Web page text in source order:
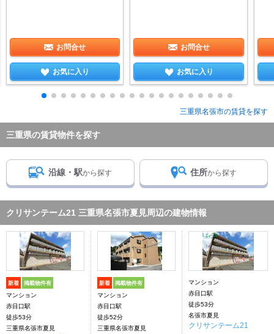
お問合せ
お気に入り
お問合せ
お気に入り
三重県名張市の賃貸を探す
三重県の賃貸物件を探す
沿線・駅から探す 住所から探す
クリサンテーム21 三重県名張市夏見周辺の建物情報
新着 掲載物件有
マンション
赤目口駅
徒歩53分
三重県名張市夏見
新着 掲載物件有
マンション
赤目口駅
徒歩52分
三重県名張市夏見
マンション
赤目口駅
徒歩53分
名張市夏見
クリサンテーム21